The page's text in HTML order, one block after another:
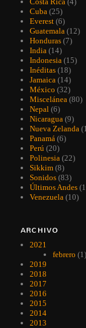
Cuba (25)
Everest (6)
Guatemala (12)
Honduras (7)
India (14)
Indonesia (15)
Inéditas (18)
Jamaica (14)
México (32)
Miscelánea (80)
Nepal (6)
Nicaragua (9)
Nueva Zelanda
Panamá (6)
Perú (20)
Polinesia (22)
Sikkim (8)
Sonidos (83)
Últimos Andes
Venezuela (10)
ARCHIVO
2021
febrero (1)
2019
2018
2017
2016
2015
2014
2013